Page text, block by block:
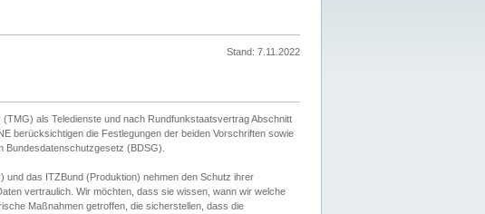
Stand: 7.11.2022
als Teledienste und nach Rundfunkstaatsvertrag Abschnitt
berücksichtigen die Festlegungen der beiden Vorschriften sowie
Bundesdatenschutzgesetz (BDSG).
das ITZBund (Produktion) nehmen den Schutz ihrer
vertraulich. Wir möchten, dass sie wissen, wann wir welche
Maßnahmen getroffen, die sicherstellen, dass die